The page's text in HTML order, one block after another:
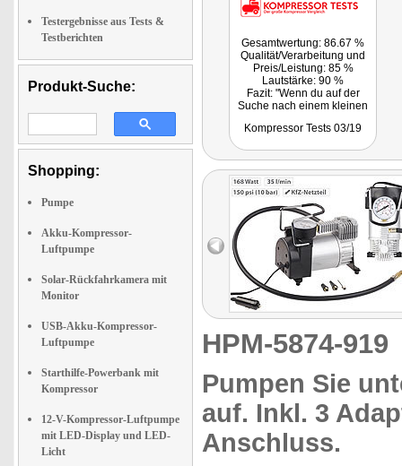
Testergebnisse aus Tests &
Testberichten
Produkt-Suche:
Shopping:
Pumpe
Akku-Kompressor-
Luftpumpe
Solar-Rückfahrkamera mit
Monitor
USB-Akku-Kompressor-
Luftpumpe
Starthilfe-Powerbank mit
Kompressor
12-V-Kompressor-Luftpumpe
mit LED-Display und LED-
Licht
Gesamtwertung: 86.67 %
Qualität/Verarbeitung und
Preis/Leistung: 85 %
Lautstärke: 90 %
Fazit: "Wenn du auf der
Suche nach einem kleinen
verarbeitet wurde und eine
ausreichend hohe Leistung
dich für den Lescars
Kompressor entscheiden."
Kompressor Tests 03/19
HPM-5874-
Pumpen Sie
auf. Inkl. 3
Anschluss.